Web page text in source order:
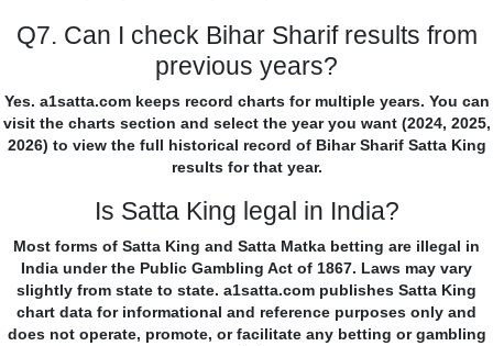
Q7. Can I check Bihar Sharif results from
previous years?
Yes. a1satta.com keeps record charts for multiple years. You can
visit the charts section and select the year you want (2024, 2025,
2026) to view the full historical record of Bihar Sharif Satta King
results for that year.
Is Satta King legal in India?
Most forms of Satta King and Satta Matka betting are illegal in
India under the Public Gambling Act of 1867. Laws may vary
slightly from state to state. a1satta.com publishes Satta King
chart data for informational and reference purposes only and
does not operate, promote, or facilitate any betting or gambling